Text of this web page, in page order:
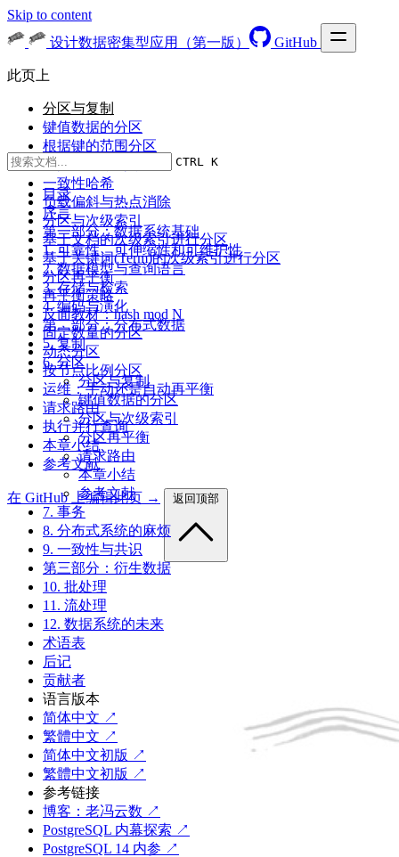
Skip to content
设计数据密集型应用（第一版）
GitHub
CTRL K
目录
序言
第一部分：数据系统基础
1. 可靠性、可伸缩性和可维护性
2. 数据模型与查询语言
3. 存储与检索
4. 编码与演化
第二部分：分布式数据
5. 复制
6. 分区
分区与复制
键值数据的分区
分区与次级索引
分区再平衡
请求路由
本章小结
参考文献
7. 事务
8. 分布式系统的麻烦
9. 一致性与共识
第三部分：衍生数据
10. 批处理
11. 流处理
12. 数据系统的未来
术语表
后记
贡献者
语言版本
简体中文 ↗
繁體中文 ↗
简体中文初版 ↗
繁體中文初版 ↗
参考链接
博客：老冯云数 ↗
PostgreSQL 内幕探索 ↗
PostgreSQL 14 内参 ↗
此页上
分区与复制
键值数据的分区
根据键的范围分区
根据键的散列分区
一致性哈希
负载偏斜与热点消除
分区与次级索引
基于文档的次级索引进行分区
基于关键词(Term)的次级索引进行分区
分区再平衡
再平衡策略
反面教材：hash mod N
固定数量的分区
动态分区
按节点比例分区
运维：手动还是自动再平衡
请求路由
执行并行查询
本章小结
参考文献
在 GitHub 上编辑此页 → 返回顶部